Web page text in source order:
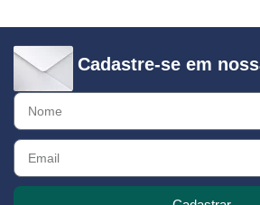
Cadastre-se em